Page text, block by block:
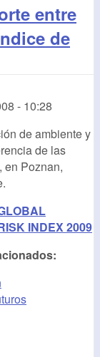
entre
de
- 10:28
de ambiente y
de las
en Poznan,
INDEX 2009